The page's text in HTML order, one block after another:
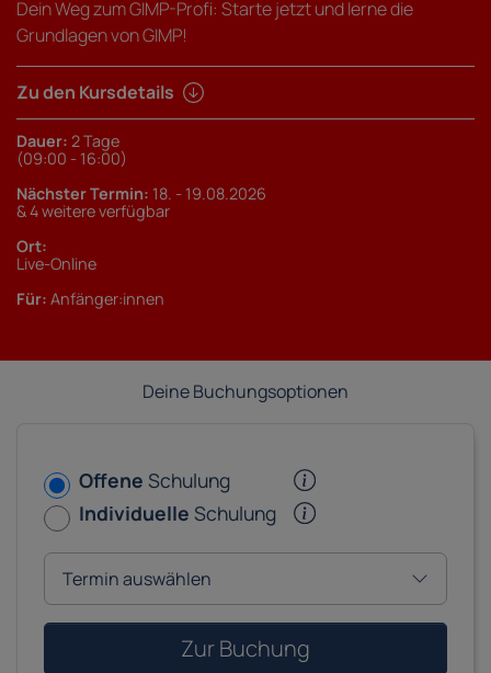
Dein Weg zum GIMP-Profi: Starte jetzt und lerne die
Grundlagen von GIMP!
Zu den Kursdetails
Dauer: 2 Tage
(09:00 - 16:00)
Nächster Termin: 18. - 19.08.2026
& 4 weitere verfügbar
Ort:
Live-Online
Für: Anfänger:innen
Deine Buchungsoptionen
Offene Schulung
Individuelle Schulung
Zur Buchung